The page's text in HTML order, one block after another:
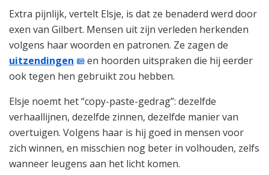
Extra pijnlijk, vertelt Elsje, is dat ze benaderd werd door
exen van Gilbert. Mensen uit zijn verleden herkenden
volgens haar woorden en patronen. Ze zagen de
uitzendingen
en hoorden uitspraken die hij eerder
ook tegen hen gebruikt zou hebben.
Elsje noemt het “copy-paste-gedrag”: dezelfde
verhaallijnen, dezelfde zinnen, dezelfde manier van
overtuigen. Volgens haar is hij goed in mensen voor
zich winnen, en misschien nog beter in volhouden, zelfs
wanneer leugens aan het licht komen.